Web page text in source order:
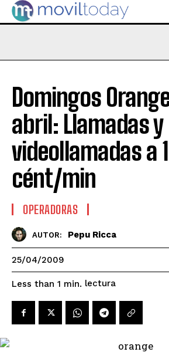
Domingos
abril: Llamadas y
videollamadas a 1
cént/min
OPERADORAS
AUTOR: Pepu Ricca
25/04/2009
Less than 1 min. lectura